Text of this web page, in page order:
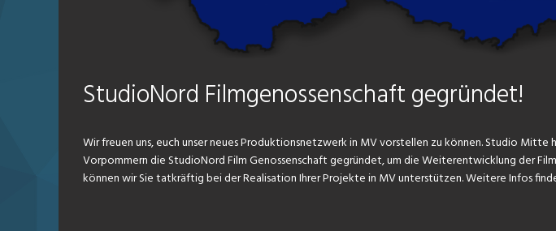
StudioNord Filmgenossenschaft gegründet!
Wir freuen uns, euch unser neues Produktionsnetzwerk in MV vorstellen zu können. Studio Mitte
Vorpommern die StudioNord Film Genossenschaft gegründet, um die Weiterentwicklung der
können wir Sie tatkräftig bei der Realisation Ihrer Projekte in MV unterstützen. Weitere Infos